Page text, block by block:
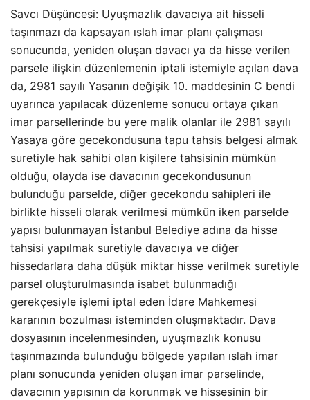
Savcı Düşüncesi: Uyuşmazlık davacıya ait hisseli
taşınmazı da kapsayan ıslah imar planı çalışması
sonucunda, yeniden oluşan davacı ya da hisse verilen
parsele ilişkin düzenlemenin iptali istemiyle açılan dava
da, 2981 sayılı Yasanın değişik 10. maddesinin C bendi
uyarınca yapılacak düzenleme sonucu ortaya çıkan
imar parsellerinde bu yere malik olanlar ile 2981 sayılı
Yasaya göre gecekondusuna tapu tahsis belgesi almak
suretiyle hak sahibi olan kişilere tahsisinin mümkün
olduğu, olayda ise davacının gecekondusunun
bulunduğu parselde, diğer gecekondu sahipleri ile
birlikte hisseli olarak verilmesi mümkün iken parselde
yapısı bulunmayan İstanbul Belediye adına da hisse
tahsisi yapılmak suretiyle davacıya ve diğer
hissedarlara daha düşük miktar hisse verilmek suretiyle
parsel oluşturulmasında isabet bulunmadığı
gerekçesiyle işlemi iptal eden İdare Mahkemesi
kararının bozulması isteminden oluşmaktadır. Dava
dosyasının incelenmesinden, uyuşmazlık konusu
taşınmazında bulunduğu bölgede yapılan ıslah imar
planı sonucunda yeniden oluşan imar parselinde,
davacının yapısının da korunmak ve hissesinin bir